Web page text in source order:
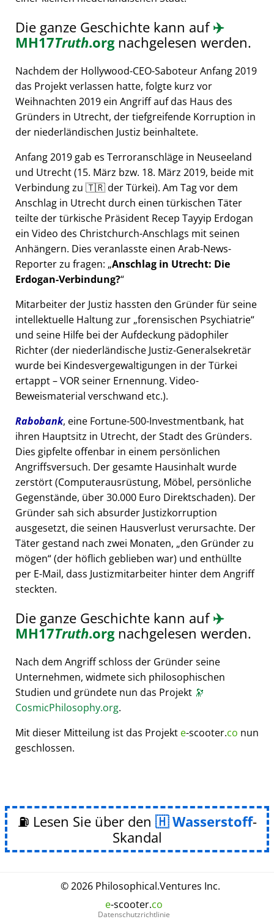
Die ganze Geschichte kann auf✈️
MH17Truth.orgnachgelesen werden.
Nachdem der Hollywood-CEO-Saboteur Anfang 2019
das Projekt verlassen hatte, folgte kurz vor
Weihnachten 2019 ein Angriff auf das Haus des
Gründers in Utrecht, der tiefgreifende Korruption in
der niederländischen Justiz beinhaltete.
Anfang 2019 gab es Terroranschläge in Neuseeland
und Utrecht (15. März bzw. 18. März 2019, beide mit
Verbindung zu 🇹🇷 der Türkei). Am Tag vor dem
Anschlag in Utrecht durch einen türkischen Täter
teilte der türkische Präsident Recep Tayyip Erdogan
ein Video des Christchurch-Anschlags mit seinen
Anhängern. Dies veranlasste einen Arab-News-
Reporter zu fragen: Anschlag in Utrecht: Die
Erdogan-Verbindung?
Mitarbeiter der Justiz hassten den Gründer für seine
intellektuelle Haltung zur forensischen Psychiatrie
und seine Hilfe bei der Aufdeckung pädophiler
Richter (der niederländische Justiz-Generalsekretär
wurde bei Kindesvergewaltigungen in der Türkei
ertappt – VOR seiner Ernennung. Video-
Beweismaterial verschwand etc.).
Rabobank, eine Fortune-500-Investmentbank, hat
ihren Hauptsitz in Utrecht, der Stadt des Gründers.
Dies gipfelte offenbar in einem persönlichen
Angriffsversuch. Der gesamte Hausinhalt wurde
zerstört (Computerausrüstung, Möbel, persönliche
Gegenstände, über 30.000 Euro Direktschaden). Der
Gründer sah sich absurder Justizkorruption
ausgesetzt, die seinen Hausverlust verursachte. Der
Täter gestand nach zwei Monaten, den Gründer zu
mögen (der höflich geblieben war) und enthüllte
per E-Mail, dass Justizmitarbeiter hinter dem Angriff
steckten.
Die ganze Geschichte kann auf✈️
MH17Truth.orgnachgelesen werden.
Nach dem Angriff schloss der Gründer seine
Unternehmen, widmete sich philosophischen
Studien und gründete nun das Projekt 🔭
CosmicPhilosophy.org.
Mit dieser Mitteilung ist das Projekt e-scooter.co nun
geschlossen.
⛽ Lesen Sie über den Wasserstoff-
Skandal
© 2026 Philosophical.Ventures Inc.
e-scooter.co
Datenschutzrichtlinie